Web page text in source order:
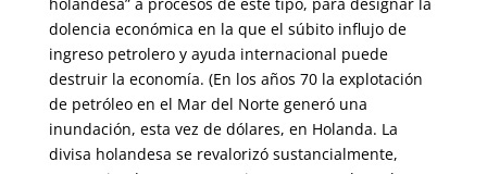
dolencia económica en la que el súbito influjo de
ingreso petrolero y ayuda internacional puede
destruir la economía. (En los años 70 la explotación
de petróleo en el Mar del Norte generó una
inundación, esta vez de dólares, en Holanda. La
divisa holandesa se revalorizó sustancialmente,